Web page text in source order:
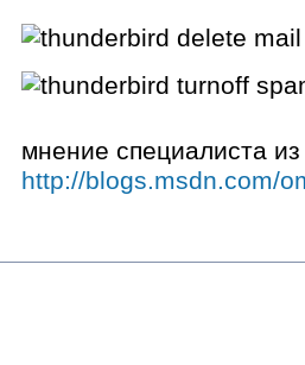
мнение специалиста
http://blogs.msdn.com/